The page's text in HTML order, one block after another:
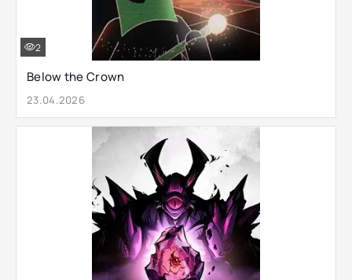
Below the Crown
23.04.2026
2